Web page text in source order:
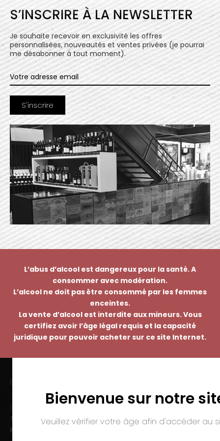
S’INSCRIRE À LA NEWSLETTER
Je souhaite recevoir en exclusivité les offres
personnalisées, nouveautés et ventes privées (je pourrai
me désabonner à tout moment).
L’abus d’alcool est dangereux pour la santé. A
consommer avec modération.
L’alcool ne doit pas être consommé par les femmes
enceintes.
La vente d’alcool est interdite aux mineurs. Vous
certifiez avoir l’âge légal requis et la capacité
juridique pour pouvoir acheter sur ce site Internet.
Bienvenue sur notre
Veuillez vérifier votre âge afin d'accéder au
EMMANUEL NASTI
7 avenue Pierre Pflimlin – ZAC Espale
Tél. :
03 89 46 50 35
Mail :